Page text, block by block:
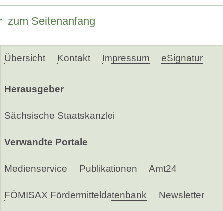
zum Seitenanfang
Übersicht Kontakt Impressum eSignatur
Herausgeber
Sächsische Staatskanzlei
Verwandte Portale
Medienservice Publikationen Amt24
FÖMISAX Fördermitteldatenbank Newsletter